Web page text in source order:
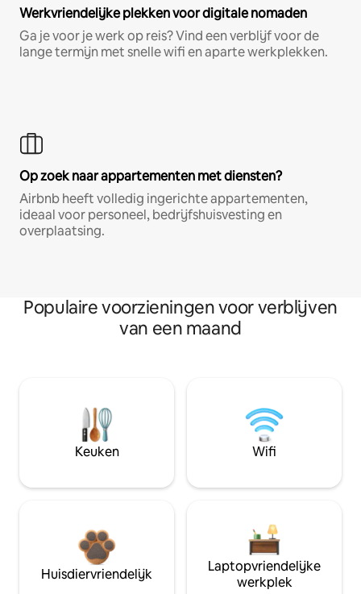
Werkvriendelijke plekken voor digitale nomaden
Ga je voor je werk op reis? Vind een verblijf voor de
lange termijn met snelle wifi en aparte werkplekken.
Op zoek naar appartementen met diensten?
Airbnb heeft volledig ingerichte appartementen,
ideaal voor personeel, bedrijfshuisvesting en
overplaatsing.
Populaire voorzieningen voor verblijven
van een maand
Keuken Wifi
Huisdiervriendelijk
Laptopvriendelijke
werkplek